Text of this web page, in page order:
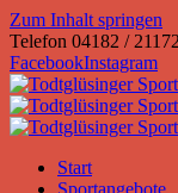
Zum Inhalt springen
Telefon 04182 / 21172
FacebookInstagram
Start
Sportangebote